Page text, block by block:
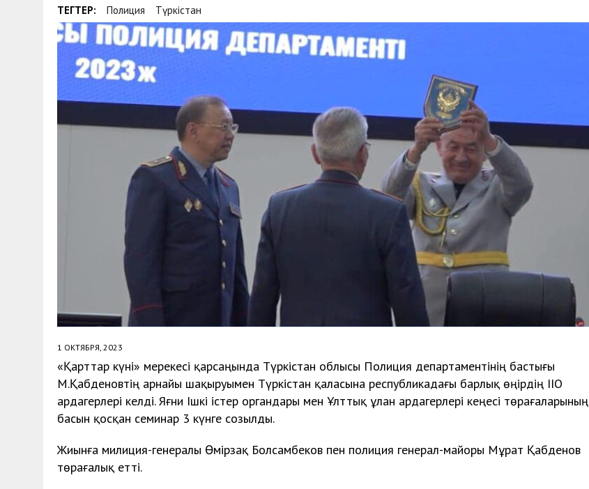
30 МАЯ, 2026 | ТҮСІНДІРУ ЖҰМЫСТАРЫ ЖҮРГІЗІЛДІ
ТЕГТЕР: Полиция Түркістан
1 ОКТЯБРЯ, 2023
«Қарттар күні» мерекесі қарсаңында Түркістан облысы Полиция департаментінің бастығы
М.Қабденовтің арнайы шақыруымен Түркістан қаласына республикадағы барлық өңірдің ІІО
ардагерлері келді. Яғни Ішкі істер органдары мен Ұлттық ұлан ардагерлері кеңесі төрағаларының
басын қосқан семинар 3 күнге созылды.
Жиынға милиция-генералы Өмірзақ Болсамбеков пен полиция генерал-майоры Мұрат Қабденов
төрағалық етті.